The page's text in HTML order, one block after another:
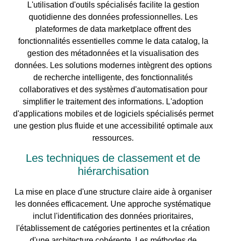
L'utilisation d'outils spécialisés facilite la gestion
quotidienne des données professionnelles. Les
plateformes de data marketplace offrent des
fonctionnalités essentielles comme le data catalog, la
gestion des métadonnées et la visualisation des
données. Les solutions modernes intègrent des options
de recherche intelligente, des fonctionnalités
collaboratives et des systèmes d'automatisation pour
simplifier le traitement des informations. L'adoption
d'applications mobiles et de logiciels spécialisés permet
une gestion plus fluide et une accessibilité optimale aux
ressources.
Les techniques de classement et de
hiérarchisation
La mise en place d'une structure claire aide à organiser
les données efficacement. Une approche systématique
inclut l'identification des données prioritaires,
l'établissement de catégories pertinentes et la création